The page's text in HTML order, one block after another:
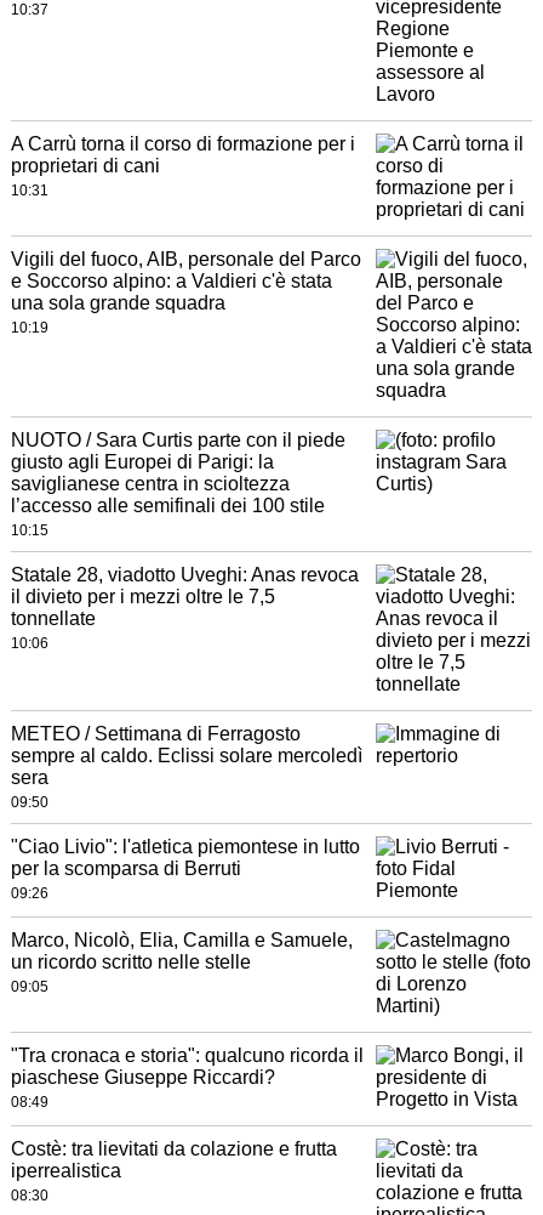
10:37
A Carrù torna il corso di formazione per i
proprietari di cani
10:31
Vigili del fuoco, AIB, personale del Parco
e Soccorso alpino: a Valdieri c'è stata
una sola grande squadra
10:19
NUOTO / Sara Curtis parte con il piede
giusto agli Europei di Parigi: la
saviglianese centra in scioltezza
l’accesso alle semifinali dei 100 stile
10:15
Statale 28, viadotto Uveghi: Anas revoca
il divieto per i mezzi oltre le 7,5
tonnellate
10:06
METEO / Settimana di Ferragosto
sempre al caldo. Eclissi solare mercoledì
sera
09:50
"Ciao Livio": l'atletica piemontese in lutto
per la scomparsa di Berruti
09:26
Marco, Nicolò, Elia, Camilla e Samuele,
un ricordo scritto nelle stelle
09:05
"Tra cronaca e storia": qualcuno ricorda il
piaschese Giuseppe Riccardi?
08:49
Costè: tra lievitati da colazione e frutta
iperrealistica
08:30